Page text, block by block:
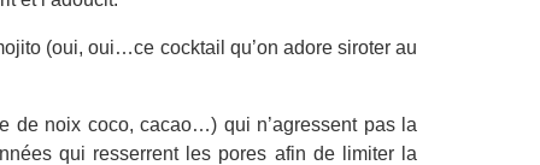
(oui, oui…ce cocktail qu’on adore siroter au
de noix coco, cacao…) qui n’agressent pas la
qui resserrent les pores afin de limiter la